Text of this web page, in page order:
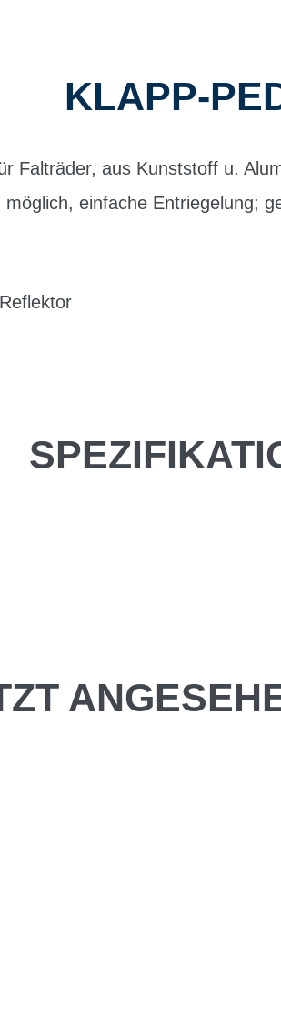
KLAPP-
Falträder, aus Kunststoff u.
einfache Entriegelung;